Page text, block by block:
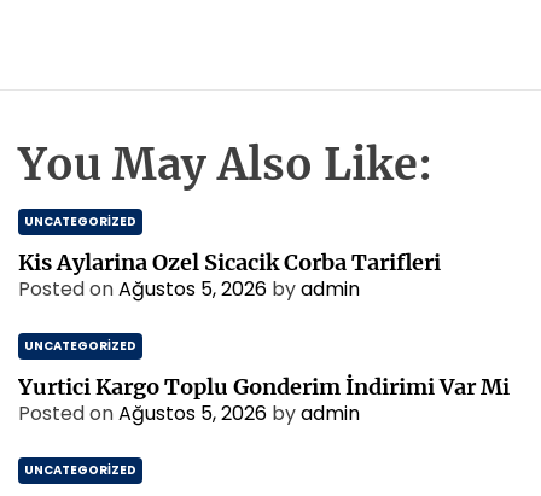
You May Also Like:
UNCATEGORIZED
Kis Aylarina Ozel Sicacik Corba Tarifleri
Posted onAğustos 5, 2026 byadmin
UNCATEGORIZED
Yurtici Kargo Toplu Gonderim İndirimi Var Mi
Posted onAğustos 5, 2026 byadmin
UNCATEGORIZED